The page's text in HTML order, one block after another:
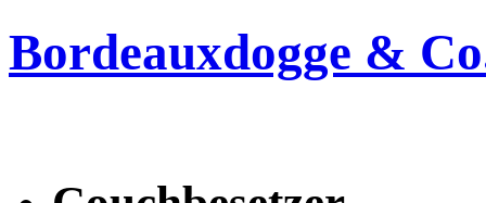
Bordeauxdogge &